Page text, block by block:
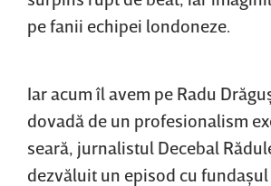
pe fanii echipei londoneze.
Iar acum îl avem pe Radu
dovadă de un profesionalism
seară, jurnalistul Decebal
dezvăluit un episod cu